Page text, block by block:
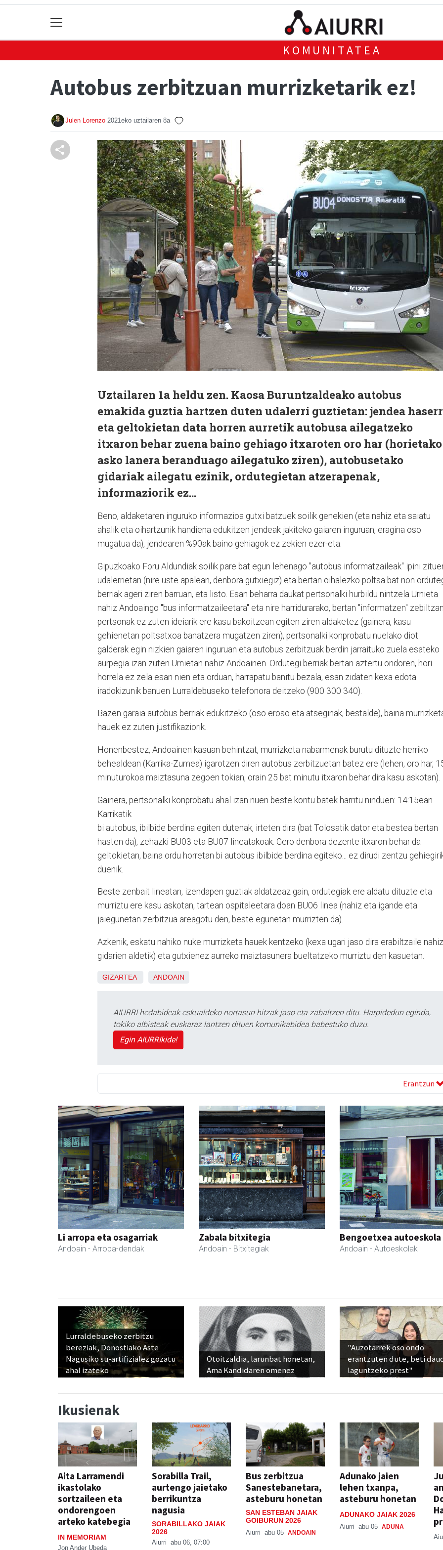
KOMUNITATEA
Autobus zerbitzuan murrizketarik ez!
Julen Lorenzo 2021eko uztailaren 8a
Uztailaren 1a heldu zen. Kaosa Buruntzaldeako autobus
emakida guztia hartzen duten udalerri guztietan: jendea
eta geltokietan data horren aurretik autobusa ailegatzeko
itxaron behar zuena baino gehiago itxaroten oro har (horietako
asko lanera beranduago ailegatuko ziren), autobusetako
gidariak ailegatu ezinik, ordutegietan atzerapenak,
informaziorik ez...
Beno, aldaketaren inguruko informazioa gutxi batzuek soilik genekien (eta nahiz eta saiatu
ahalik eta oihartzunik handiena edukitzen jendeak jakiteko gaiaren inguruan, eragina oso
mugatua da), jendearen %90ak baino gehiagok ez zekien ezer-eta.
Gipuzkoako Foru Aldundiak soilik pare bat egun lehenago "autobus informatzaileak" ipini
udalerrietan (nire uste apalean, denbora gutxiegiz) eta bertan oihalezko poltsa bat non
berriak ageri ziren barruan, eta listo. Esan beharra daukat pertsonalki hurbildu nintzela Urnieta
nahiz Andoaingo "bus informatzaileetara" eta nire harridurarako, bertan "informatzen"
pertsonak ez zuten ideiarik ere kasu bakoitzean egiten ziren aldaketez (gainera, kasu
gehienetan poltsatxoa banatzera mugatzen ziren), pertsonalki konprobatu nuelako diot:
galderak egin nizkien gaiaren inguruan eta autobus zerbitzuak berdin jarraituko zuela esateko
aurpegia izan zuten Urnietan nahiz Andoainen. Ordutegi berriak bertan aztertu ondoren, hori
horrela ez zela esan nien eta orduan, harrapatu banitu bezala, esan zidaten kexa edota
iradokizunik banuen Lurraldebuseko telefonora deitzeko (900 300 340).
Bazen garaia autobus berriak edukitzeko (oso eroso eta atseginak, bestalde), baina
hauek ez zuten justifikaziorik.
Honenbestez, Andoainen kasuan behintzat, murrizketa nabarmenak burutu dituzte herriko
behealdean (Karrika-Zumea) igarotzen diren autobus zerbitzuetan batez ere (lehen, oro har,
minuturokoa maiztasuna zegoen tokian, orain 25 bat minutu itxaron behar dira kasu askotan).
Gainera, pertsonalki konprobatu ahal izan nuen beste kontu batek harritu ninduen: 14:15ean
Karrikatik
bi autobus, ibilbide berdina egiten dutenak, irteten dira (bat Tolosatik dator eta bestea bertan
hasten da), zehazki BU03 eta BU07 lineatakoak. Gero denbora dezente itxaron behar da
geltokietan, baina ordu horretan bi autobus ibilbide berdina egiteko... ez dirudi zentzu
duenik.
Beste zenbait lineatan, izendapen guztiak aldatzeaz gain, ordutegiak ere aldatu dituzte eta
murriztu ere kasu askotan, tartean ospitaleetara doan BU06 linea (nahiz eta igande eta
jaiegunetan zerbitzua areagotu den, beste egunetan murrizten da).
Azkenik, eskatu nahiko nuke murrizketa hauek kentzeko (kexa ugari jaso dira erabiltzaile nahiz
gidarien aldetik) eta gutxienez aurreko maiztasunera bueltatzeko murriztu den kasuetan.
GIZARTEA ANDOAIN
AIURRI hedabideak eskualdeko nortasun hitzak jaso eta zabaltzen ditu. Harpidedun eginda,
tokiko albisteak euskaraz lantzen dituen komunikabidea babestuko duzu.
Egin AIURRIkide!
Erantzun
Li arropa eta osagarriak
Andoain - Arropa-dendak
Zabala bitxitegia
Andoain - Bitxitegiak
Bengoetxea autoeskola
Andoain - Autoeskolak
Lurraldebuseko zerbitzu
bereziak, Donostiako Aste
Nagusiko su-artifizialez gozatu
ahal izateko
Otoitzaldia, larunbat honetan,
Ama Kandidaren omenez
"Auzotarrek oso ondo
erantzuten dute, beti
laguntzeko prest"
Ikusienak
Aita Larramendi
ikastolako
sortzaileen eta
ondorengoen
arteko katebegia
IN MEMORIAM
Jon Ander Ubeda
Sorabilla Trail,
aurtengo jaietako
berrikuntza
nagusia
SORABILLAKO JAIAK
2026
Aiurri abu 06, 07:00
Bus zerbitzua
Sanestebanetara,
asteburu honetan
SAN ESTEBAN JAIAK
GOIBURUN 2026
Aiurri abu 05 ANDOAIN
Adunako jaien
lehen txanpa,
asteburu honetan
ADUNAKO JAIAK 2026
Aiurri abu 05 ADUNA